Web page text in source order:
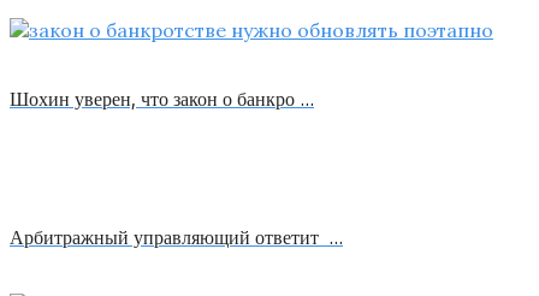
Шохин уверен, что закон о банкро …
Арбитражный управляющий ответит …